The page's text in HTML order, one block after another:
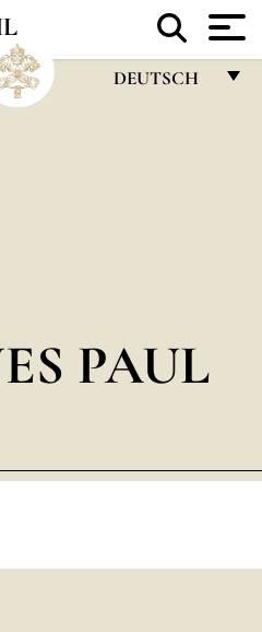
DEUTSCH
POLSKI
PAUL